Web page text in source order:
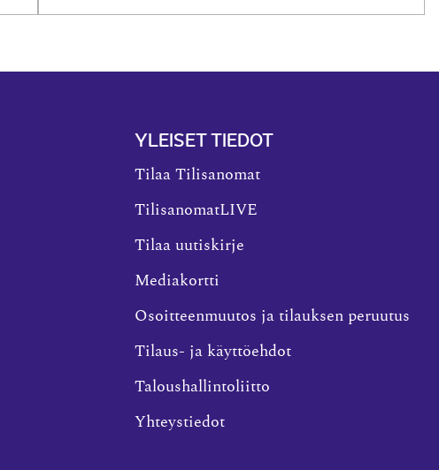
YLEISET TIEDOT
Tilaa Tilisanomat
TilisanomatLIVE
Tilaa uutiskirje
Mediakortti
Osoitteenmuutos ja tilauksen peruutus
Tilaus- ja käyttöehdot
Taloushallintoliitto
Yhteystiedot